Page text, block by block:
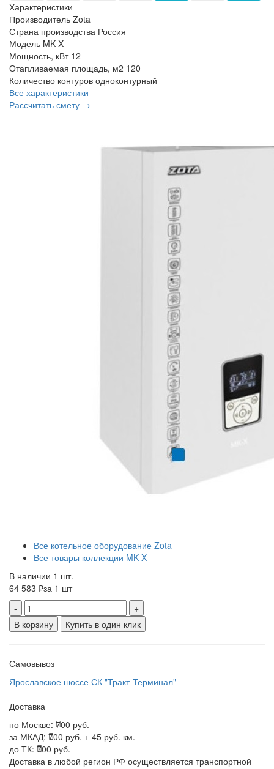
Характеристики
Производитель Zota
Страна производства Россия
Модель MK-X
Мощность, кВт 12
Отапливаемая площадь, м2 120
Количество контуров одноконтурный
Все характеристики
Рассчитать смету →
Все котельное оборудование Zota
Все товары коллекции MK-X
В наличии 1 шт.
64 583 ₽за 1 шт
-
+
В корзину
Купить в один клик
Самовывоз
Ярославское шоссе СК "Тракт-Терминал"
Доставка
по Москве: 700 руб.
за МКАД: 700 руб. + 45 руб. км.
до ТК: 700 руб.
Доставка в любой регион РФ осуществляется транспортной